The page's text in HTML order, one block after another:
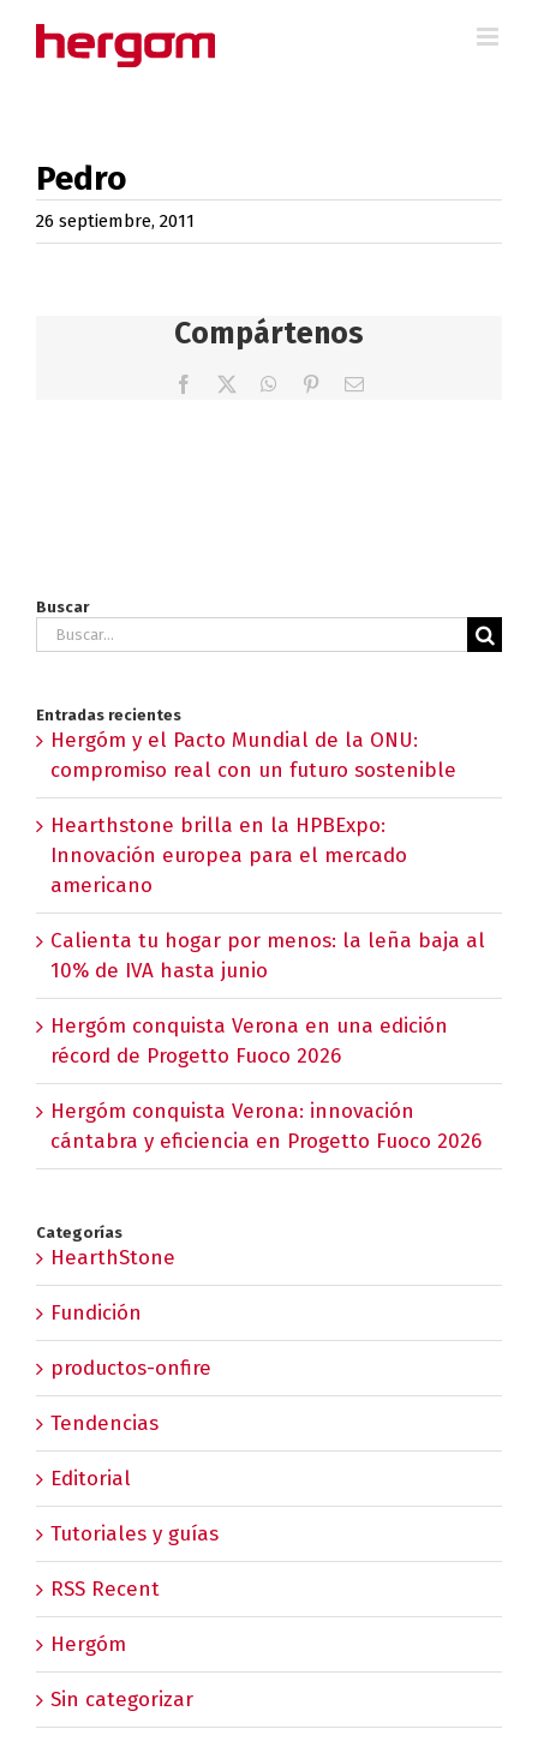
Pedro
26 septiembre, 2011
Compártenos
Facebook WhatsApp
PinterestCorreo
Buscar
Buscar:
Entradas recientes
Hergóm y el Pacto Mundial de la ONU:
compromiso real con un futuro sostenible
Hearthstone brilla en la HPBExpo:
Innovación europea para el mercado
americano
Calienta tu hogar por menos: la leña baja al
10% de IVA hasta junio
Hergóm conquista Verona en una edición
récord de Progetto Fuoco 2026
Hergóm conquista Verona: innovación
cántabra y eficiencia en Progetto Fuoco 2026
Categorías
HearthStone
Fundición
productos-onfire
Tendencias
Editorial
Tutoriales y guías
RSS Recent
Hergóm
Sin categorizar